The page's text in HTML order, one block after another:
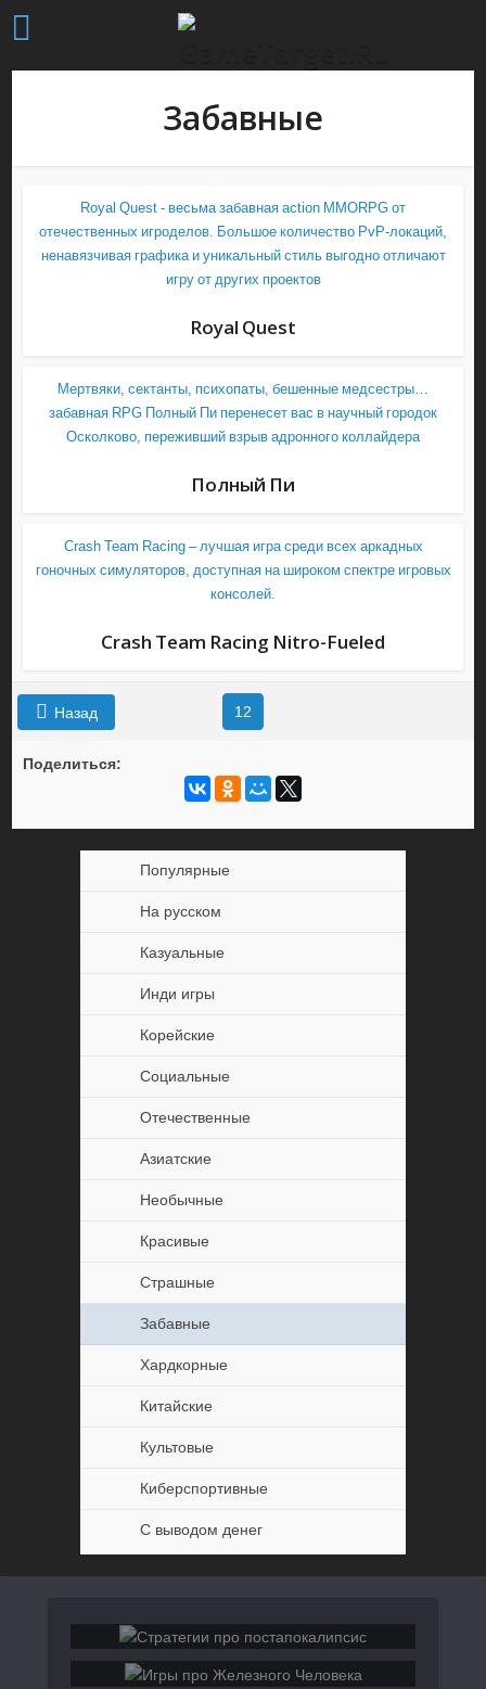
Забавные
Royal Quest - весьма забавная action MMORPG от
отечественных игроделов. Большое количество PvP-локаций,
ненавязчивая графика и уникальный стиль выгодно отличают
игру от других проектов
Royal Quest
Мертвяки, сектанты, психопаты, бешенные медсестры…
забавная RPG Полный Пи перенесет вас в научный городок
Осколково, переживший взрыв адронного коллайдера
Полный Пи
Crash Team Racing – лучшая игра среди всех аркадных
гоночных симуляторов, доступная на широком спектре игровых
консолей.
Crash Team Racing Nitro-Fueled
Назад 12
Поделиться:
Популярные
На русском
Казуальные
Инди игры
Корейские
Социальные
Отечественные
Азиатские
Необычные
Красивые
Страшные
Забавные
Хардкорные
Китайские
Культовые
Киберспортивные
С выводом денег